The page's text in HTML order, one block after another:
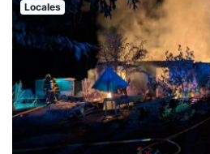
Locales